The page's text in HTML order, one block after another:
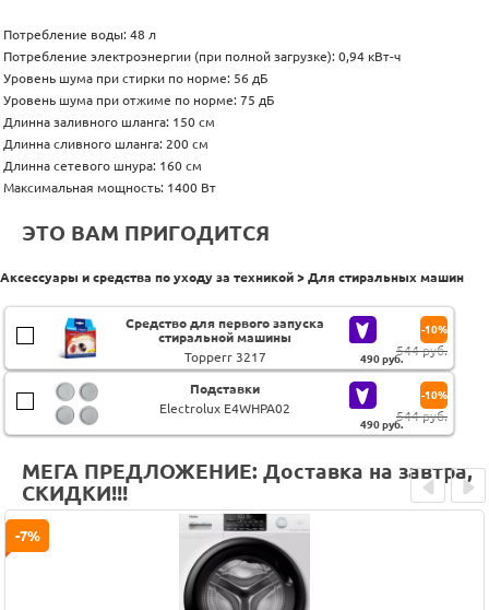
Потребление воды: 48 л
Потребление электроэнергии (при полной загрузке): 0,94 кВт-ч
Уровень шума при стирки по норме: 56 дБ
Уровень шума при отжиме по норме: 75 дБ
Длинна заливного шланга: 150 см
Длинна сливного шланга: 200 см
Длинна сетевого шнура: 160 см
Максимальная мощность: 1400 Вт
ЭТО ВАМ ПРИГОДИТСЯ
Аксессуары и средства по уходу за техникой > Для стиральных машин
Средство для первого запуска
стиральной машины
Topperr 3217
490руб.
544 руб.
-10%
Подставки
Electrolux E4WHPA02
490руб.
544 руб.
-10%
МЕГА ПРЕДЛОЖЕНИЕ: Доставка на завтра,
СКИДКИ!!!
-7%
Prev Next